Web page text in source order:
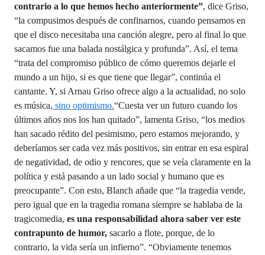
contrario a lo que hemos hecho anteriormente”, dice Griso,
“la compusimos después de confinarnos, cuando pensamos en
que el disco necesitaba una canción alegre, pero al final lo que
sacamos fue una balada nostálgica y profunda”. Así, el tema
“trata del compromiso público de cómo queremos dejarle el
mundo a un hijo, si es que tiene que llegar”, continúa el
cantante. Y, si Arnau Griso ofrece algo a la actualidad, no solo
es música, sino optimismo.“Cuesta ver un futuro cuando los
últimos años nos los han quitado”, lamenta Griso, “los medios
han sacado rédito del pesimismo, pero estamos mejorando, y
deberíamos ser cada vez más positivos, sin entrar en esa espiral
de negatividad, de odio y rencores, que se veía claramente en la
política y está pasando a un lado social y humano que es
preocupante”. Con esto, Blanch añade que “la tragedia vende,
pero igual que en la tragedia romana siempre se hablaba de la
tragicomedia, es una responsabilidad ahora saber ver este
contrapunto de humor, sacarlo a flote, porque, de lo
contrario, la vida sería un infierno”. “Obviamente tenemos